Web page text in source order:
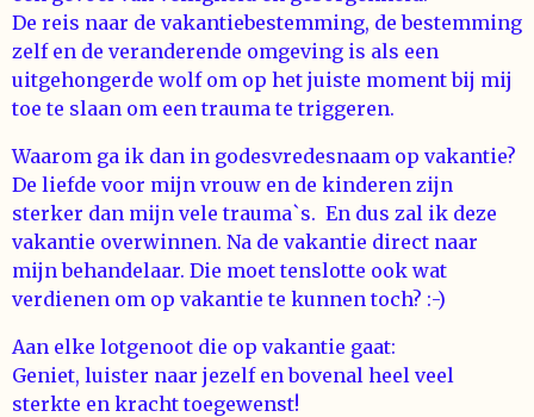
De reis naar de vakantiebestemming, de bestemming
zelf en de veranderende omgeving is als een
uitgehongerde wolf om op het juiste moment bij mij
toe te slaan om een trauma te triggeren.
Waarom ga ik dan in godesvredesnaam op vakantie?
De liefde voor mijn vrouw en de kinderen zijn
sterker dan mijn vele trauma`s. En dus zal ik deze
vakantie overwinnen. Na de vakantie direct naar
mijn behandelaar. Die moet tenslotte ook wat
verdienen om op vakantie te kunnen toch? :-)
Aan elke lotgenoot die op vakantie gaat:
Geniet, luister naar jezelf en bovenal heel veel
sterkte en kracht toegewenst!